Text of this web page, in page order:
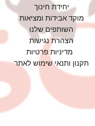
יחידת חינוך
מוקד אבידות ומציאות
השותפים שלנו
הצהרת נגישות
מדיניות פרטיות
תקנון ותנאי שימוש לאתר